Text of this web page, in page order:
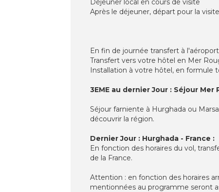
Déjeuner local en cours de visite
Après le déjeuner, départ pour la
En fin de journée transfert à
Transfert vers votre hôtel en Mer
Installation à votre hôtel, en formule
3EME au dernier Jour : Séjour
Séjour farniente à Hurghada ou
découvrir la région.
Dernier Jour : Hurghada - France :
En fonction des horaires du vol,
de la France.
Attention : en fonction des horaires
mentionnées au programme seront